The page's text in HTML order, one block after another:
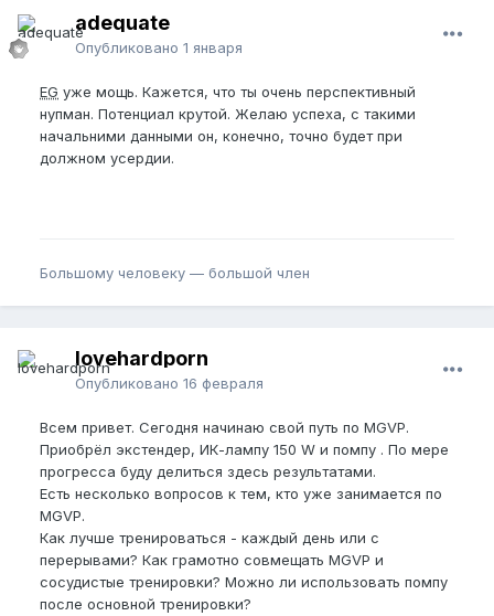
adequate
Опубликовано 1 января
EG уже мощь. Кажется, что ты очень перспективный
нупман. Потенциал крутой. Желаю успеха, с такими
начальними данными он, конечно, точно будет при
должном усердии.
Большому человеку — большой член
lovehardporn
Опубликовано 16 февраля
Всем привет. Сегодня начинаю свой путь по MGVP.
Приобрёл экстендер, ИК-лампу 150 W и помпу . По мере
прогресса буду делиться здесь результатами.
Есть несколько вопросов к тем, кто уже занимается по
MGVP.
Как лучше тренироваться - каждый день или с
перерывами? Как грамотно совмещать MGVP и
сосудистые тренировки? Можно ли использовать помпу
после основной тренировки?